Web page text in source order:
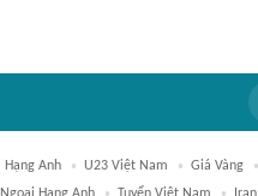
Hạng Anh U23 Việt Nam Giá Vàng